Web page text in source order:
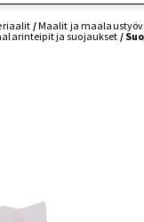
/Maalit ja
ja suojaukset /